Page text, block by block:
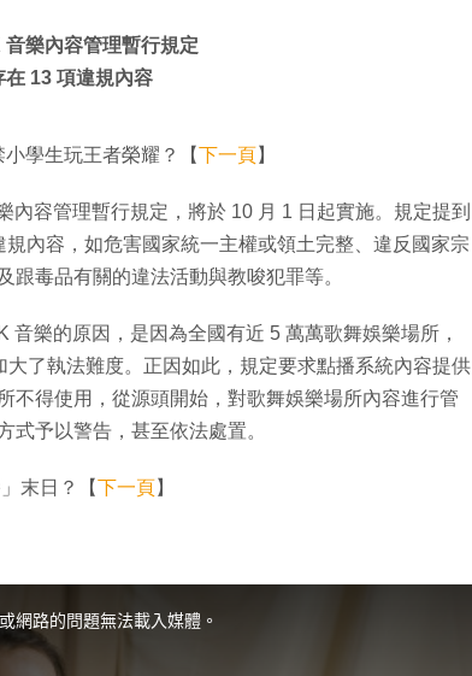
樂內容管理暫行規定
13 項違規內容
學生玩王者榮耀？【下一頁】
容管理暫行規定，將於 10 月 1 日起實施。規定提到
內容，如危害國家統一主權或領土完整、違反國家宗
毒品有關的違法活動與教唆犯罪等。
樂的原因，是因為全國有近 5 萬萬歌舞娛樂場所，
了執法難度。正因如此，規定要求點播系統內容提供
不得使用，從源頭開始，對歌舞娛樂場所內容進行管
式予以警告，甚至依法處置。
末日？【下一頁】
網路的問題無法載入媒體。